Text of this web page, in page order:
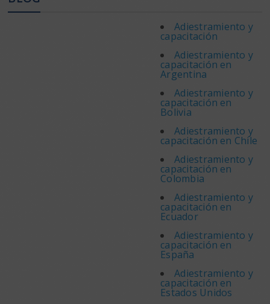
Adiestramiento y
capacitación
Adiestramiento y
capacitación en
Argentina
Adiestramiento y
capacitación en
Bolivia
Adiestramiento y
capacitación en Chile
Adiestramiento y
capacitación en
Colombia
Adiestramiento y
capacitación en
Ecuador
Adiestramiento y
capacitación en
España
Adiestramiento y
capacitación en
Estados Unidos